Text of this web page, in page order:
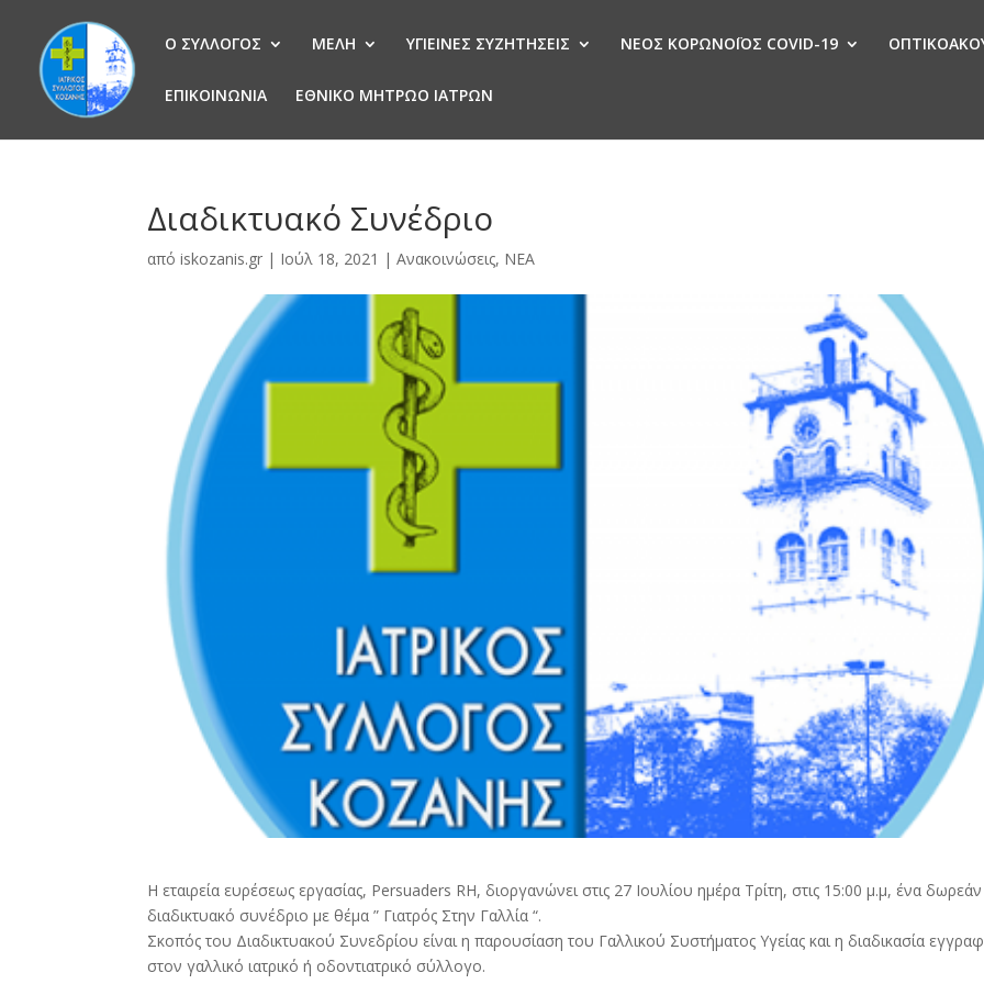
Ο ΣΥΛΛΟΓΟΣ ΜΕΛΗ ΥΓΙΕΙΝΕΣ ΣΥΖΗΤΗΣΕΙΣ ΝΕΟΣ ΚΟΡΩΝΟΪΟΣ COVID-19
ΕΠΙΚΟΙΝΩΝΙΑ ΕΘΝΙΚΟ ΜΗΤΡΩΟ ΙΑΤΡΩΝ
Διαδικτυακό Συνέδριο
απόiskozanis.gr | Ιούλ 18, 2021 |Ανακοινώσεις, ΝΕΑ
Η εταιρεία ευρέσεως εργασίας, Persuaders RH, διοργανώνει στις 27 Ιουλίου ημέρα Τρίτη, στις 15:00 μ.μ, ένα δωρεάν
διαδικτυακό συνέδριο με θέμα ” Γιατρός Στην Γαλλία “.
Σκοπός του Διαδικτυακού Συνεδρίου είναι η παρουσίαση του Γαλλικού Συστήματος Υγείας και η διαδικασία
στον γαλλικό ιατρικό ή οδοντιατρικό σύλλογο.